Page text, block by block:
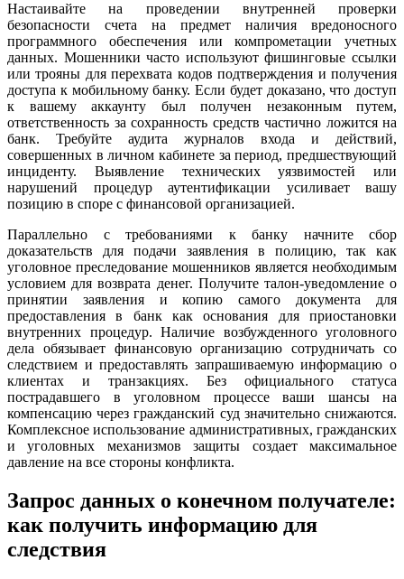
Настаивайте на проведении внутренней проверки
безопасности счета на предмет наличия вредоносного
программного обеспечения или компрометации учетных
данных. Мошенники часто используют фишинговые ссылки
или трояны для перехвата кодов подтверждения и получения
доступа к мобильному банку. Если будет доказано, что доступ
к вашему аккаунту был получен незаконным путем,
ответственность за сохранность средств частично ложится на
банк. Требуйте аудита журналов входа и действий,
совершенных в личном кабинете за период, предшествующий
инциденту. Выявление технических уязвимостей или
нарушений процедур аутентификации усиливает вашу
позицию в споре с финансовой организацией.
Параллельно с требованиями к банку начните сбор
доказательств для подачи заявления в полицию, так как
уголовное преследование мошенников является необходимым
условием для возврата денег. Получите талон-уведомление о
принятии заявления и копию самого документа для
предоставления в банк как основания для приостановки
внутренних процедур. Наличие возбужденного уголовного
дела обязывает финансовую организацию сотрудничать со
следствием и предоставлять запрашиваемую информацию о
клиентах и транзакциях. Без официального статуса
пострадавшего в уголовном процессе ваши шансы на
компенсацию через гражданский суд значительно снижаются.
Комплексное использование административных, гражданских
и уголовных механизмов защиты создает максимальное
давление на все стороны конфликта.
Запрос данных о конечном получателе:
как получить информацию для
следствия